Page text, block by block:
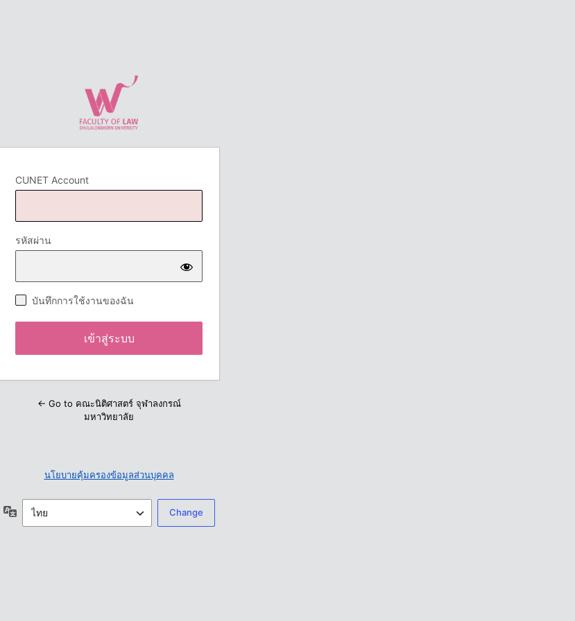
CUNET Account
รหัสผ่าน
บันทึกการใช้งานของฉัน
← Go to คณะนิติศาสตร์ จุฬาลงกรณ์
มหาวิทยาลัย
นโยบายคุ้มครองข้อมูลส่วนบุคคล
ภาษา